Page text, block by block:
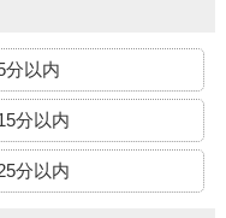
分以内
分以内
分以内